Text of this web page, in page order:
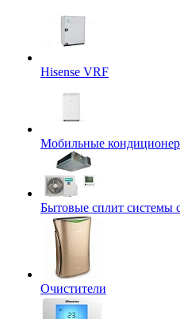
Hisense VRF
Мобильные
Бытовые сплит системы
Очистители